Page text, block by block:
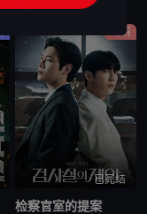
婚姻之后
剧情
已完结
检察官室的提案